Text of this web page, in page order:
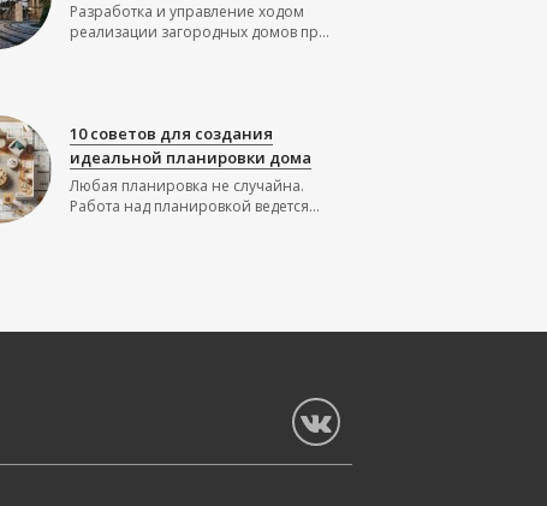
Разработка и управление ходом
реализации загородных домов пр...
10 советов для создания
идеальной планировки дома
Любая планировка не случайна.
Работа над планировкой ведется...